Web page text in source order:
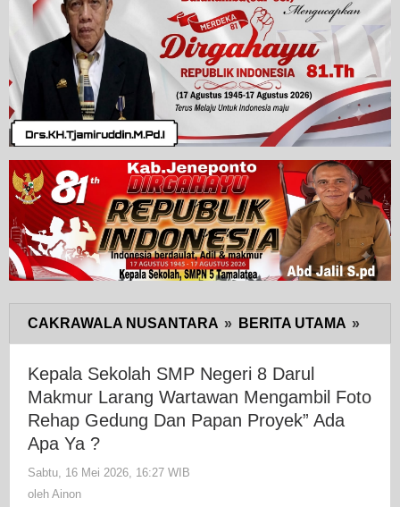
CAKRAWALA NUSANTARA » BERITA UTAMA »
Kepala Sekolah SMP Negeri 8 Darul
Makmur Larang Wartawan Mengambil Foto
Rehap Gedung Dan Papan Proyek” Ada
Apa Ya ?
Sabtu, 16 Mei 2026, 16:27 WIB
oleh Ainon